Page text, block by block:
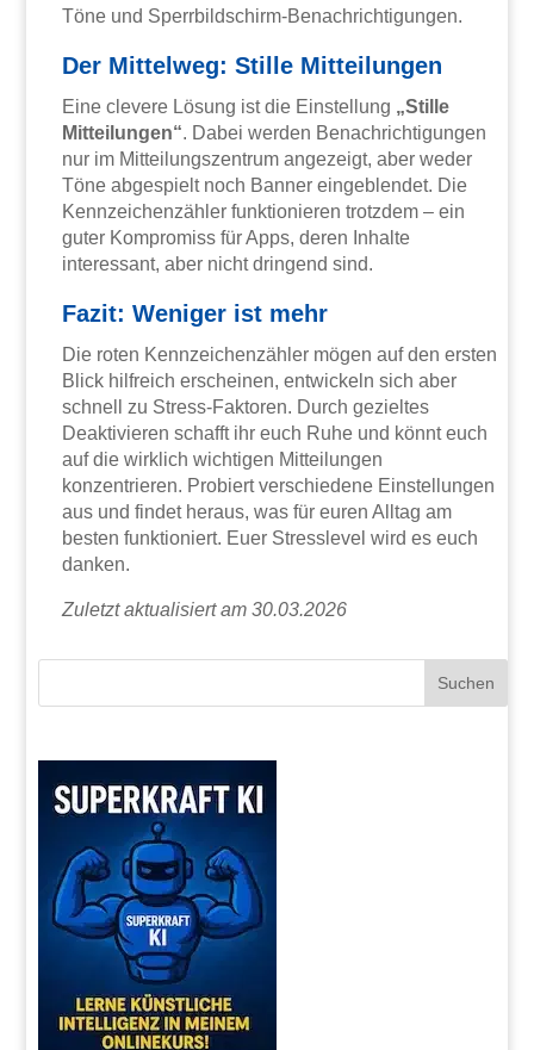
Töne und Sperrbildschirm-Benachrichtigungen.
Der Mittelweg: Stille Mitteilungen
Eine clevere Lösung ist die Einstellung „Stille
Mitteilungen“. Dabei werden Benachrichtigungen
nur im Mitteilungszentrum angezeigt, aber weder
Töne abgespielt noch Banner eingeblendet. Die
Kennzeichenzähler funktionieren trotzdem – ein
guter Kompromiss für Apps, deren Inhalte
interessant, aber nicht dringend sind.
Fazit: Weniger ist mehr
Die roten Kennzeichenzähler mögen auf den ersten
Blick hilfreich erscheinen, entwickeln sich aber
schnell zu Stress-Faktoren. Durch gezieltes
Deaktivieren schafft ihr euch Ruhe und könnt euch
auf die wirklich wichtigen Mitteilungen
konzentrieren. Probiert verschiedene Einstellungen
aus und findet heraus, was für euren Alltag am
besten funktioniert. Euer Stresslevel wird es euch
danken.
Zuletzt aktualisiert am 30.03.2026